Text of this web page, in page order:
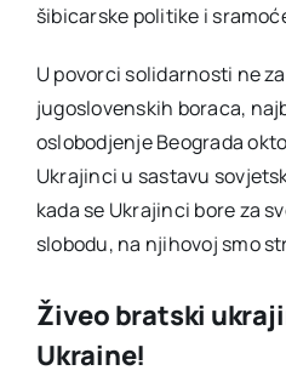
šibicarske politike i
U povorci solidarnosti ne
jugoslovenskih boraca,
oslobodjenje Beograda
Ukrajinci u sastavu
kada se Ukrajinci bore za
slobodu, na njihovoj smo
Živeo bratski
Ukraine!